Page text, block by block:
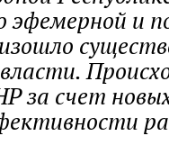
эфемерной и
за счет